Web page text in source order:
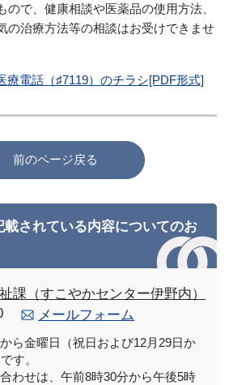
ので、健康相談や医薬品の使用方法、
の治療方法等の相談はお受けできませ
療電話（♯7119）のチラシ[PDF形式]
前のページ戻る
載されている内容についてのお
課（すこやかセンター伊野内）
メールフォーム
ら金曜日（祝日および12月29日か
す。
わせは、午前8時30分から午後5時